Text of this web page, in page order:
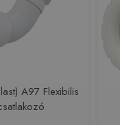
A97 Flexibilis